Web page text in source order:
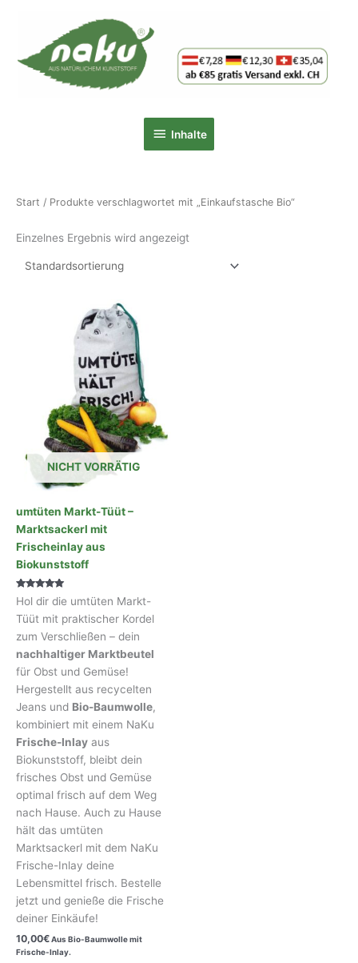
Inhalte
Inhalte
Start / Produkte verschlagwortet mit „Einkaufstasche Bio“
Einzelnes Ergebnis wird angezeigt
NICHT VORRÄTIG
umtüten Markt-Tüüt –
Marktsackerl mit
Frischeinlay aus
Biokunststoff
Bewertet mit
4.80
von 5
Hol dir die umtüten Markt-
Tüüt mit praktischer Kordel
zum Verschließen – dein
nachhaltiger Marktbeutel
für Obst und Gemüse!
Hergestellt aus recycelten
Jeans und Bio-Baumwolle,
kombiniert mit einem NaKu
Frische-Inlay aus
Biokunststoff, bleibt dein
frisches Obst und Gemüse
optimal frisch auf dem Weg
nach Hause. Auch zu Hause
hält das umtüten
Marktsackerl mit dem NaKu
Frische-Inlay deine
Lebensmittel frisch. Bestelle
jetzt und genieße die Frische
deiner Einkäufe!
10,00€Aus Bio-Baumwolle mit
Frische-Inlay.